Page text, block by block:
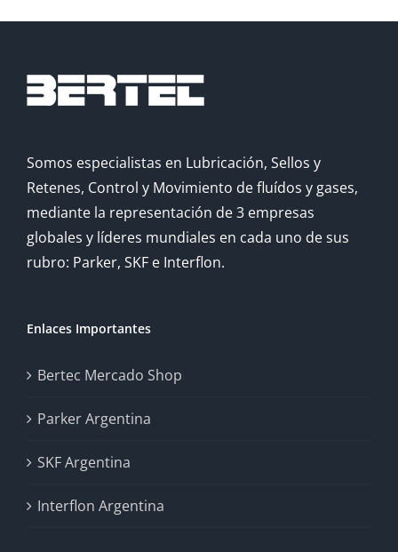
Somos especialistas en Lubricación, Sellos y
Retenes, Control y Movimiento de fluídos y gases,
mediante la representación de 3 empresas
globales y líderes mundiales en cada uno de sus
rubro: Parker, SKF e Interflon.
Enlaces Importantes
Bertec Mercado Shop
Parker Argentina
SKF Argentina
Interflon Argentina